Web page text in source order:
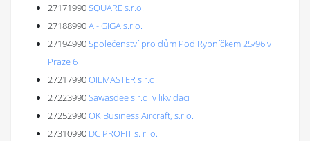
27171990SQUARE s.r.o.
27188990A - GIGA s.r.o.
27194990Společenství pro dům Pod Rybníčkem 25/96 v
Praze 6
27217990OILMASTER s.r.o.
27223990Sawasdee s.r.o. v likvidaci
27252990OK Business Aircraft, s.r.o.
27310990 DC PROFIT s. r. o.